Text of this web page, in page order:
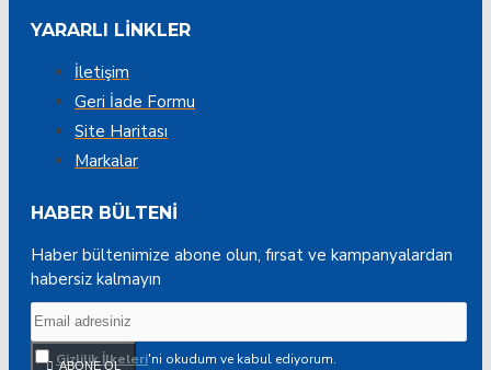
YARARLI LINKLER
İletişim
Geri İade Formu
Site Haritası
Markalar
HABER BÜLTENI
Haber bültenimize abone olun, fırsat ve kampanyalardan
habersiz kalmayın
ABONE OL
Gizlilik İlkeleri'ni okudum ve kabul ediyorum.